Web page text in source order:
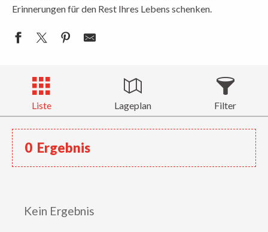
Erinnerungen für den Rest Ihres Lebens schenken.
Liste Lageplan Filter
0 Ergebnis
Kein Ergebnis